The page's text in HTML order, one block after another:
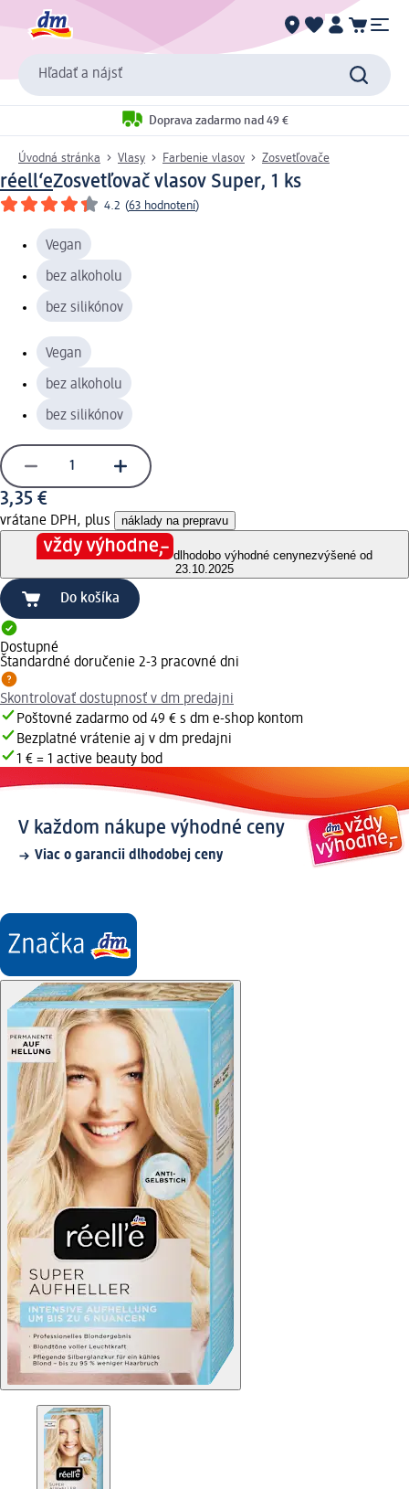
Hľadať a nájsť
Doprava zadarmo nad 49 €
Úvodná stránka Vlasy Farbenie vlasov Zosvetľovače
réell‘eZosvetľovač vlasov Super, 1 ks
4.2 (63 hodnotení)
Vegan
bez alkoholu
bez silikónov
Vegan
bez alkoholu
bez silikónov
3,35 €
vrátane DPH, plus náklady na prepravu
dlhodobo výhodné cenynezvýšené od
23.10.2025
Do košíka
Dostupné
Štandardné doručenie 2-3 pracovné dni
Skontrolovať dostupnosť v dm predajni
Poštovné zadarmo od 49 € s dm e-shop kontom
Bezplatné vrátenie aj v dm predajni
1 € = 1 active beauty bod
V každom nákupe výhodné ceny
Viac o garancii dlhodobej ceny